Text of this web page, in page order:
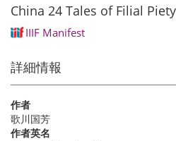
China 24 Tales of Filial
IIIF Manifest
詳細情報
作者
歌川国芳
作者英名